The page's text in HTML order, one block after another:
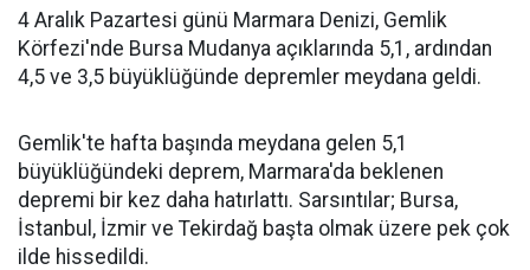
4 Aralık Pazartesi günü Marmara Denizi, Gemlik
Körfezi'nde Bursa Mudanya açıklarında 5,1, ardından
4,5 ve 3,5 büyüklüğünde depremler meydana geldi.
Gemlik'te hafta başında meydana gelen 5,1
büyüklüğündeki deprem, Marmara'da beklenen
depremi bir kez daha hatırlattı. Sarsıntılar; Bursa,
İstanbul, İzmir ve Tekirdağ başta olmak üzere pek çok
ilde hissedildi.